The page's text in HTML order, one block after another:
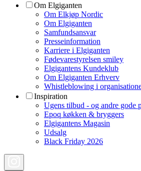
Om Elgiganten
Om Elkjøp Nordic
Om Elgiganten
Samfundsansvar
Presseinformation
Karriere i Elgiganten
Fødevarestyrelsen smiley
Elgigantens Kundeklub
Om Elgiganten Erhverv
Whistleblowing i
Inspiration
Ugens tilbud - og andre gode
Epoq køkken & bryggers
Elgigantens Magasin
Udsalg
Black Friday 2026